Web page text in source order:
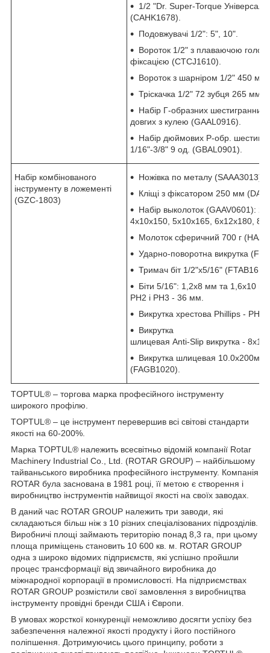
1/2 "Dr. Super-Torque
(CAHK1678).
Подовжувачі 1/2": 5", 10".
Вороток 1/2" з плаваючою
фіксацією (CTCJ1610).
Вороток з шарніром 1/2" 450 мм
Тріскачка 1/2" 72 зубця 265 мм
Набір Г-образних
довгих з кулею (GAAL0916).
Набір дюймових Р-обр.
1/16"-3/8" 9 од. (GBAL0901).
Набір комбінованого
інструменту в ложементі
(GZC-1803)
Ножівка по металу (SAAA3013).
Кліщі з фіксатором 250 мм
Набір выколоток (GAAV0601):
4x10x150, 5x10x165, 6x12x180,
Молоток сферичний 700 г
Ударно-поворотна викрутка
Тримач біт 1/2"х5/16"
Біти 5/16": 1,2x8 мм та 1,6x10
PH2 і PH3 - 36 мм.
Викрутка хрестова Phillips -
Викрутка
шлицевая Anti-Slip викрутка -
Викрутка шлицевая 10.0х200мм
(FAGB1020).
TOPTUL® – торгова марка професійного інструменту
широкого профілю.
TOPTUL® – це інструмент перевершив всі світові стандарти
якості на 60-200%.
Марка TOPTUL® належить всесвітньо відомій компанії Rotar
Machinery Industrial Co., Ltd. (ROTAR GROUP) – найбільшому
тайваньського виробника професійного інструменту. Компанія
ROTAR була заснована в 1981 році, її метою є створення і
виробництво інструментів найвищої якості на своїх заводах.
В даний час ROTAR GROUP належить три заводи, які
складаються більш ніж з 10 різних спеціалізованих підрозділів.
Виробничі площі займають територію понад 8,3 га, при цьому
площа приміщень становить 10 600 кв. м. ROTAR GROUP
одна з широко відомих підприємств, які успішно пройшли
процес трансформації від звичайного виробника до
міжнародної корпорації в промисловості. На підприємствах
ROTAR GROUP розмістили свої замовлення з виробництва
інструменту провідні бренди США і Європи.
В умовах жорсткої конкуренції неможливо досягти успіху без
забезпечення належної якості продукту і його постійного
поліпшення. Дотримуючись цього принципу, роботи з